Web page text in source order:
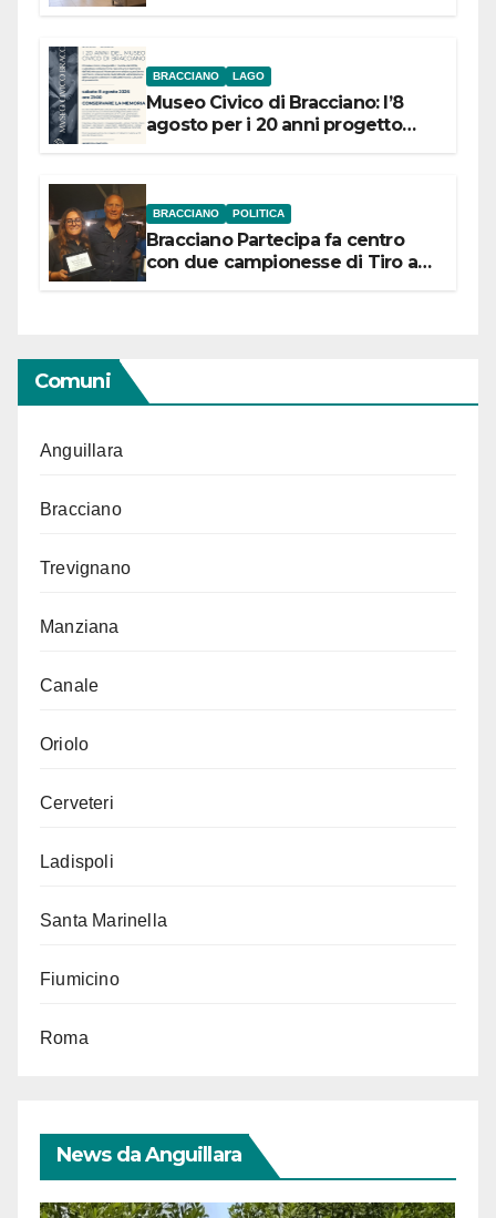
BRACCIANO LAGO
Museo Civico di Bracciano: l’8
agosto per i 20 anni progetto
BRACCIANO POLITICA
Bracciano Partecipa fa centro
con due campionesse di Tiro a
Comuni
Anguillara
Bracciano
Trevignano
Manziana
Canale
Oriolo
Cerveteri
Ladispoli
Santa Marinella
Fiumicino
Roma
News da Anguillara